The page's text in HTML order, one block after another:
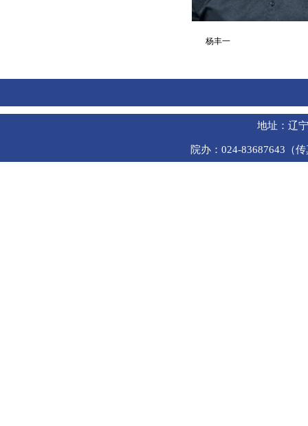
杨丰一
地址：辽
院办：024-83687643（